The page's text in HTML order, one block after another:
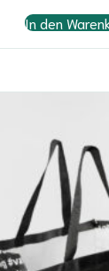
war:
In den